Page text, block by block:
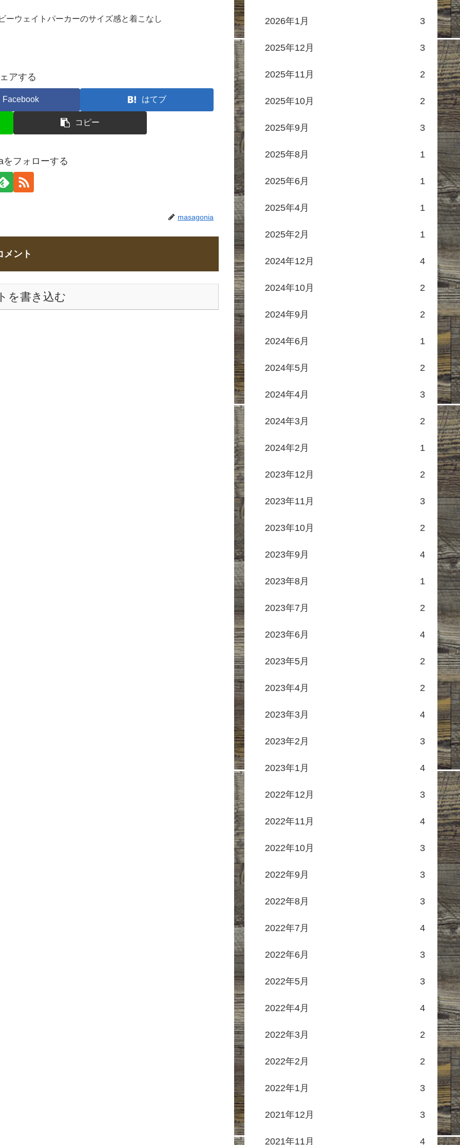
ーウェイトパーカーのサイズ感と着こなし
アする
Facebook はてブ
コピー
をフォローする
masagonia
メント
を書き込む
2026年1月 3
2025年12月 3
2025年11月 2
2025年10月 2
2025年9月 3
2025年8月 1
2025年6月 1
2025年4月 1
2025年2月 1
2024年12月 4
2024年10月 2
2024年9月 2
2024年6月 1
2024年5月 2
2024年4月 3
2024年3月 2
2024年2月 1
2023年12月 2
2023年11月 3
2023年10月 2
2023年9月 4
2023年8月 1
2023年7月 2
2023年6月 4
2023年5月 2
2023年4月 2
2023年3月 4
2023年2月 3
2023年1月 4
2022年12月 3
2022年11月 4
2022年10月 3
2022年9月 3
2022年8月 3
2022年7月 4
2022年6月 3
2022年5月 3
2022年4月 4
2022年3月 2
2022年2月 2
2022年1月 3
2021年12月 3
2021年11月 4